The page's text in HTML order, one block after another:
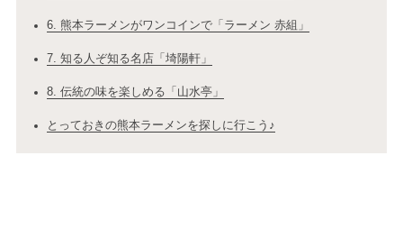
6. 熊本ラーメンがワンコインで「ラーメン 赤組」
7. 知る人ぞ知る名店「埼陽軒」
8. 伝統の味を楽しめる「山水亭」
とっておきの熊本ラーメンを探しに行こう♪